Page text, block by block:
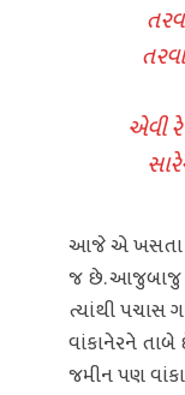
એવી
આજે એ ખસતા
જ છે. આજુબાજુ
ત્યાંથી પચાસ
વાંકાનેરને
જમીન પણ